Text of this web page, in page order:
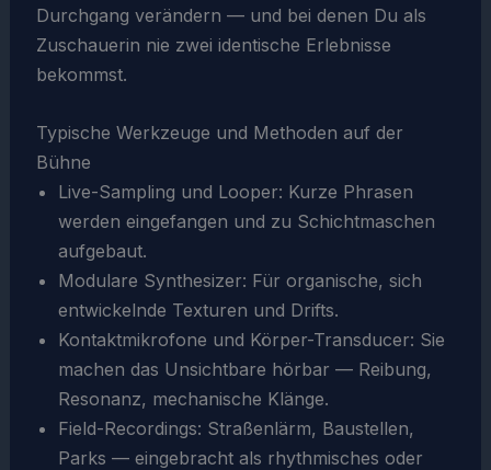
Durchgang verändern — und bei denen Du als
Zuschauerin nie zwei identische Erlebnisse
bekommst.
Typische Werkzeuge und Methoden auf der
Bühne
Live-Sampling und Looper: Kurze Phrasen
werden eingefangen und zu Schichtmaschen
aufgebaut.
Modulare Synthesizer: Für organische, sich
entwickelnde Texturen und Drifts.
Kontaktmikrofone und Körper-Transducer: Sie
machen das Unsichtbare hörbar — Reibung,
Resonanz, mechanische Klänge.
Field-Recordings: Straßenlärm, Baustellen,
Parks — eingebracht als rhythmisches oder